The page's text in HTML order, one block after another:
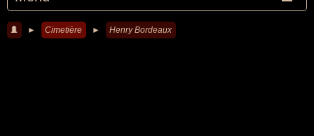
► Cimetière ► Henry Bordeaux